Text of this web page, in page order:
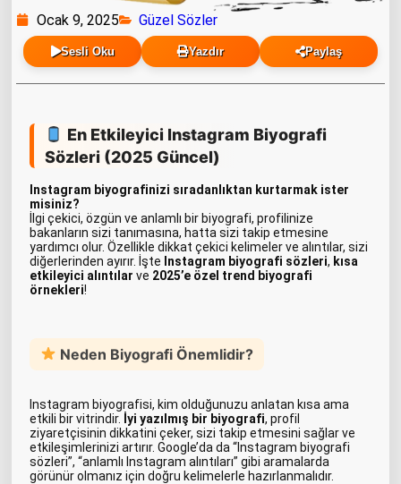
Ocak 9, 2025 Güzel Sözler
Sesli Oku Yazdır Paylaş
En Etkileyici Instagram Biyografi
Sözleri (2025 Güncel)
Instagram biyografinizi sıradanlıktan kurtarmak ister
misiniz?
İlgi çekici, özgün ve anlamlı bir biyografi, profilinize
bakanların sizi tanımasına, hatta sizi takip etmesine
yardımcı olur. Özellikle dikkat çekici kelimeler ve alıntılar, sizi
diğerlerinden ayırır. İşte Instagram biyografi sözleri, kısa
etkileyici alıntılar ve 2025’e özel trend biyografi
örnekleri!
Neden Biyografi Önemlidir?
Instagram biyografisi, kim olduğunuzu anlatan kısa ama
etkili bir vitrindir. İyi yazılmış bir biyografi, profil
ziyaretçisinin dikkatini çeker, sizi takip etmesini sağlar ve
etkileşimlerinizi artırır. Google’da da “Instagram biyografi
sözleri”, “anlamlı Instagram alıntıları” gibi aramalarda
görünür olmanız için doğru kelimelerle hazırlanmalıdır.